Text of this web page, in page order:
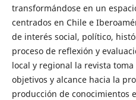
transformándose en un
centrados en Chile e
de interés social, político,
proceso de reflexión y
local y regional la revista
objetivos y alcance hacia la
producción de conocimientos